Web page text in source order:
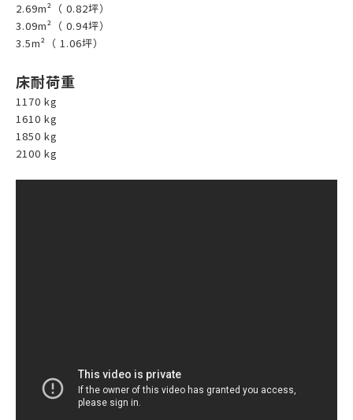
2.69m²（ 0.82坪）
3.09m²（ 0.94坪）
3.5m²（ 1.06坪）
床耐荷重
1170 kg
1610 kg
1850 kg
2100 kg